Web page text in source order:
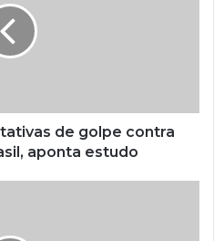
de golpe contra
aponta estudo